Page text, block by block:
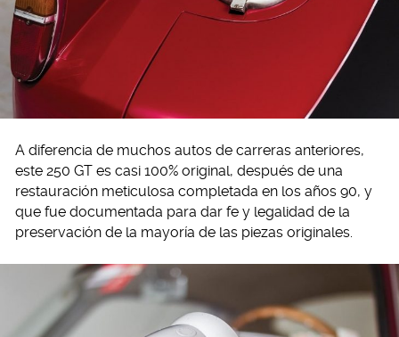
A diferencia de muchos autos de carreras anteriores,
este 250 GT es casi 100% original, después de una
restauración meticulosa completada en los años 90, y
que fue documentada para dar fe y legalidad de la
preservación de la mayoría de las piezas originales.